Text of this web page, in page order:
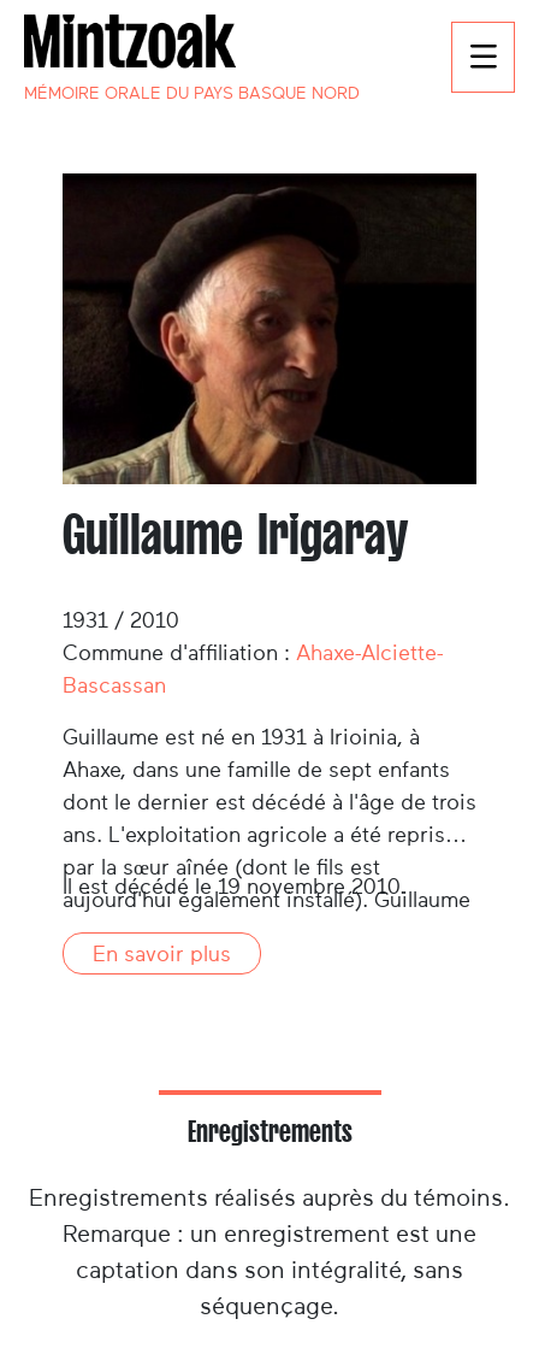
MÉMOIRE ORALE DU PAYS BASQUE NORD
Guillaume Irigaray
1931 / 2010
Commune d'affiliation : Ahaxe-Alciette-
Bascassan
Guillaume est né en 1931 à Irioinia, à
Ahaxe, dans une famille de sept enfants
dont le dernier est décédé à l'âge de trois
ans. L'exploitation agricole a été reprise
par la sœur aînée (dont le fils est
aujourd'hui également installé). Guillaume
et deux autres frère et sœur célibataires
ont continué à vivre à la ferme natale.
Il est décédé le 19 novembre 2010.
En savoir plus
Enregistrements
Enregistrements réalisés auprès du témoins.
Remarque : un enregistrement est une
captation dans son intégralité, sans
séquençage.